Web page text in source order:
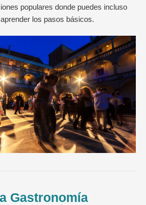
populares donde puedes incluso
los pasos básicos.
Gastronomía